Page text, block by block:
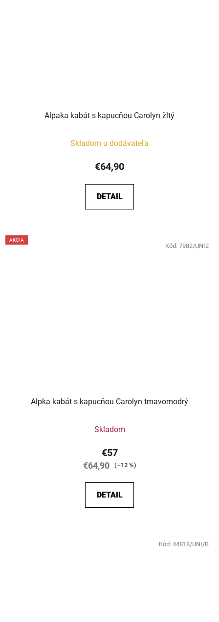
Alpaka kabát s kapucňou Carolyn žltý
Skladom u dodávateľa
€64,90
DETAIL
AKCIA
Alpka kabát s kapucňou Carolyn tmavomodrý
Skladom
€57
€64,90 (–12 %)
DETAIL
Kód: 7982/UNI2
Kód: 44818/UNI/B